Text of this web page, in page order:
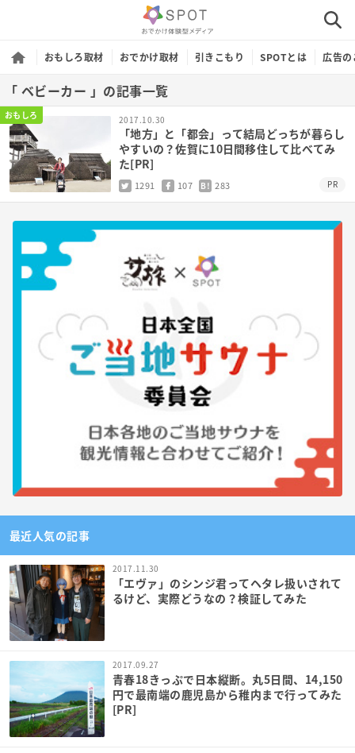
おもしろ取材 おでかけ取材 引きこもり SPOTとは 広告
「 ベビーカー 」の記事一覧
おもしろ 2017.10.30
「地方」と「都会」って結局どっちが暮らし
やすいの？佐賀に10日間移住して比べてみ
た[PR]
1291 107 B! 283 PR
最近人気の記事
2017.11.30
「エヴァ」のシンジ君ってヘタレ扱いされて
るけど、実際どうなの？検証してみた
2017.09.27
青春18きっぷで日本縦断。丸5日間、14,150
円で最南端の鹿児島から稚内まで行ってみた
[PR]